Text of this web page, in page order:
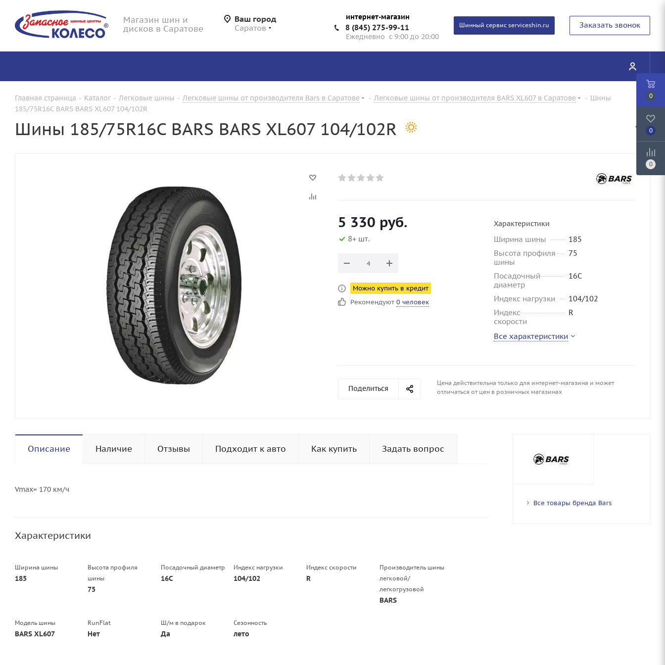
Магазин шин и
дисков в Саратове
Ваш город
Саратов
интернет-магазин
8 (845) 275-99-11
Ежедневно с 9:00 до 20:00
Шинный сервис serviceshin.ru Заказать звонок
Главная страница - Каталог - Легковые шины - Легковые шины от производителя Bars в Саратове - Легковые шины от производителя BARS XL607 в Саратове - Шины
185/75R16C BARS BARS XL607 104/102R
Шины 185/75R16C BARS BARS XL607 104/102R
5 330 руб.
8+ шт.
Можно купить в кредит
Рекомендуют 0 человек
Характеристики
Ширина шины
185
Высота профиля
шины
75
Посадочный
диаметр
16C
Индекс нагрузки
104/102
Индекс
скорости
R
Все характеристики
Поделиться
Цена действительна только для интернет-магазина и может
отличаться от цен в розничных магазинах
Описание Наличие Отзывы Подходит к авто Как купить Задать вопрос
Vmax= 170 км/ч
Характеристики
Ширина шины
185
Высота профиля
шины
75
Посадочный диаметр
16C
Индекс нагрузки
104/102
Индекс скорости
R
Производитель шины
легковой/
легкогрузовой
BARS
Модель шины
BARS XL607
RunFlat
Нет
Ш/м в подарок
Да
Сезонность
лето
Все товары бренда Bars
0
0
0